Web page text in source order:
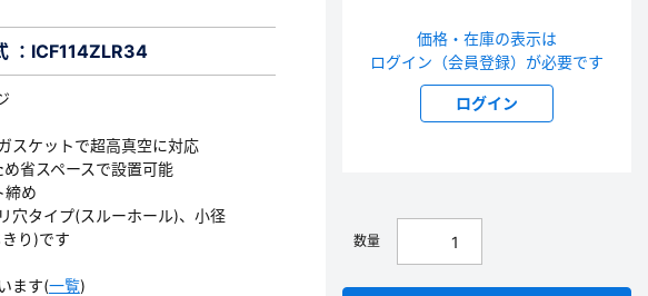
：ICF114ZLR34
スケットで超高真空に対応
省スペースで設置可能
締め
穴タイプ(スルーホール)、小径
り)です
ます(一覧)
価格・在庫の表示は
ログイン（会員登録）が必要です
ログイン
数量